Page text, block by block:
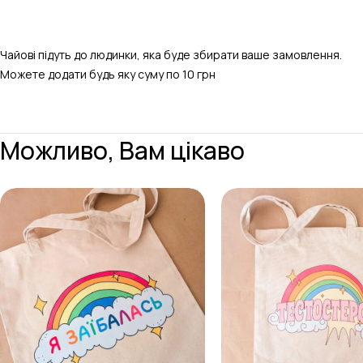
Чайові підуть до людинки, яка буде збирати ваше замовлення.
Можете додати будь яку суму по 10 грн
Можливо, Вам цікаво